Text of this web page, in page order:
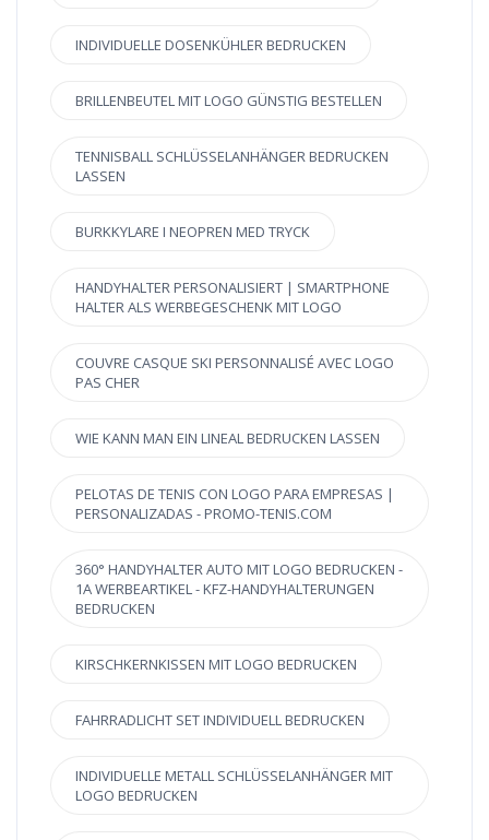
INDIVIDUELLE DOSENKÜHLER BEDRUCKEN
BRILLENBEUTEL MIT LOGO GÜNSTIG BESTELLEN
TENNISBALL SCHLÜSSELANHÄNGER BEDRUCKEN
LASSEN
BURKKYLARE I NEOPREN MED TRYCK
HANDYHALTER PERSONALISIERT | SMARTPHONE
HALTER ALS WERBEGESCHENK MIT LOGO
COUVRE CASQUE SKI PERSONNALISÉ AVEC LOGO
PAS CHER
WIE KANN MAN EIN LINEAL BEDRUCKEN LASSEN
PELOTAS DE TENIS CON LOGO PARA EMPRESAS |
PERSONALIZADAS - PROMO-TENIS.COM
360° HANDYHALTER AUTO MIT LOGO BEDRUCKEN -
1A WERBEARTIKEL - KFZ-HANDYHALTERUNGEN
BEDRUCKEN
KIRSCHKERNKISSEN MIT LOGO BEDRUCKEN
FAHRRADLICHT SET INDIVIDUELL BEDRUCKEN
INDIVIDUELLE METALL SCHLÜSSELANHÄNGER MIT
LOGO BEDRUCKEN